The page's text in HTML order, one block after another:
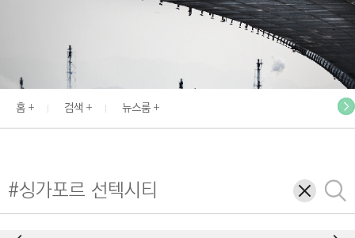
E
N
N
E
홈 검색 뉴스룸
삭
제
검
색